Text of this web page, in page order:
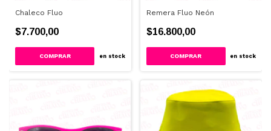
Chaleco Fluo
$7.700,00
COMPRAR en stock
Remera Fluo Neón
$16.800,00
COMPRAR en stock